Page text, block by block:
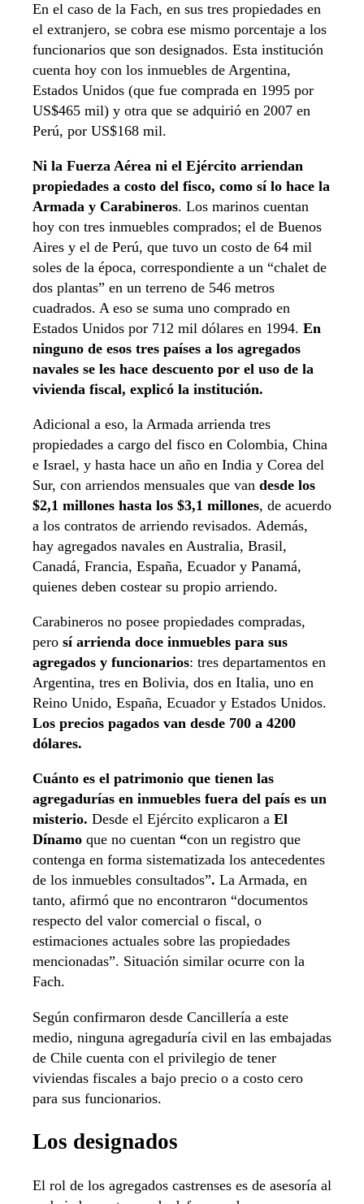
En el caso de la Fach, en sus tres propiedades en
el extranjero, se cobra ese mismo porcentaje a los
funcionarios que son designados. Esta institución
cuenta hoy con los inmuebles de Argentina,
Estados Unidos (que fue comprada en 1995 por
US$465 mil) y otra que se adquirió en 2007 en
Perú, por US$168 mil.
Ni la Fuerza Aérea ni el Ejército arriendan
propiedades a costo del fisco, como sí lo hace la
Armada y Carabineros. Los marinos cuentan
hoy con tres inmuebles comprados; el de Buenos
Aires y el de Perú, que tuvo un costo de 64 mil
soles de la época, correspondiente a un “chalet de
dos plantas” en un terreno de 546 metros
cuadrados. A eso se suma uno comprado en
Estados Unidos por 712 mil dólares en 1994. En
ninguno de esos tres países a los agregados
navales se les hace descuento por el uso de la
vivienda fiscal, explicó la institución.
Adicional a eso, la Armada arrienda tres
propiedades a cargo del fisco en Colombia, China
e Israel, y hasta hace un año en India y Corea del
Sur, con arriendos mensuales que van desde los
$2,1 millones hasta los $3,1 millones, de acuerdo
a los contratos de arriendo revisados. Además,
hay agregados navales en Australia, Brasil,
Canadá, Francia, España, Ecuador y Panamá,
quienes deben costear su propio arriendo.
Carabineros no posee propiedades compradas,
pero sí arrienda doce inmuebles para sus
agregados y funcionarios: tres departamentos en
Argentina, tres en Bolivia, dos en Italia, uno en
Reino Unido, España, Ecuador y Estados Unidos.
Los precios pagados van desde 700 a 4200
dólares.
Cuánto es el patrimonio que tienen las
agregadurías en inmuebles fuera del país es un
misterio. Desde el Ejército explicaron a El
Dínamo que no cuentan “con un registro que
contenga en forma sistematizada los antecedentes
de los inmuebles consultados”. La Armada, en
tanto, afirmó que no encontraron “documentos
respecto del valor comercial o fiscal, o
estimaciones actuales sobre las propiedades
mencionadas”. Situación similar ocurre con la
Fach.
Según confirmaron desde Cancillería a este
medio, ninguna agregaduría civil en las embajadas
de Chile cuenta con el privilegio de tener
viviendas fiscales a bajo precio o a costo cero
para sus funcionarios.
Los designados
El rol de los agregados castrenses es de asesoría al